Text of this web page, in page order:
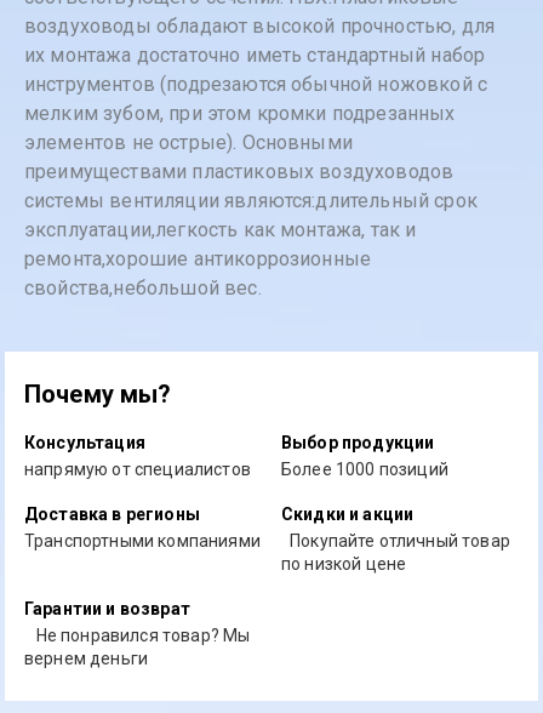
воздуховоды обладают высокой прочностью, для
их монтажа достаточно иметь стандартный набор
инструментов (подрезаются обычной ножовкой с
мелким зубом, при этом кромки подрезанных
элементов не острые). Основными
преимуществами пластиковых воздуховодов
системы вентиляции являются:длительный срок
эксплуатации,легкость как монтажа, так и
ремонта,хорошие антикоррозионные
свойства,небольшой вес.
Почему мы?
Консультация
напрямую от специалистов
Выбор продукции
Более 1000 позиций
Доставка в регионы
Транспортными компаниями
Скидки и акции
Покупайте отличный товар
по низкой цене
Гарантии и возврат
Не понравился товар? Мы
вернем деньги